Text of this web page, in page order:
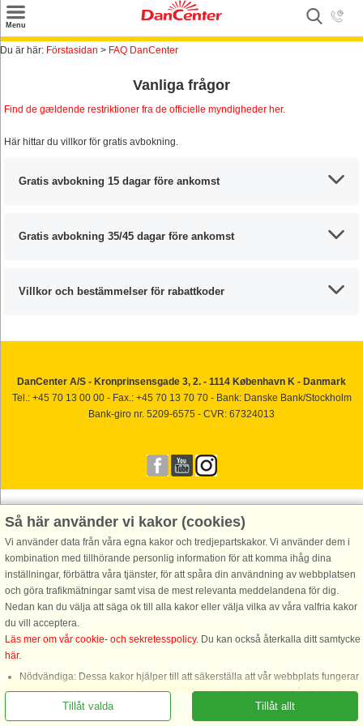
Menu
Sök
Inspiration
Info
Service
Husägare
Du är här: Förstasidan > FAQ DanCenter
Vanliga frågor
Find de gældende restriktioner fra de officielle myndigheder her.
Här hittar du villkor för gratis avbokning.
Gratis avbokning 15 dagar före ankomst
Gratis avbokning 35/45 dagar före ankomst
Villkor och bestämmelser för rabattkoder
DanCenter A/S - Kronprinsensgade 3, 2. - 1114 København K - Danmark
Tel.: +45 70 13 00 00 - Fax.: +45 70 13 70 70 - Bank: Danske Bank/Stockholm
Bank-giro nr. 5209-6575 - CVR: 67324013
Så här använder vi kakor (cookies)
Vi använder data från våra egna kakor och tredjepartskakor. Vi använder dem i
kombination med tillhörande personlig information för att komma ihåg dina
inställningar, förbättra våra tjänster, för att spåra din användning av webbplatsen
och göra trafikmätningar samt visa de mest relevanta meddelandena för dig.
Nedan kan du välja att säga ok till alla kakor eller välja vilka av våra valfria kakor
du vill acceptera.
Läs mer om vår cookie- och sekretesspolicy. Du kan också återkalla ditt samtycke
här.
Nödvändiga: Dessa kakor hjälper till att säkerställa att vår webbplats fungerar
genom att aktivera grundläggande funktioner som att komma ihåg listan över
Tillåt allt
Tillåt valda